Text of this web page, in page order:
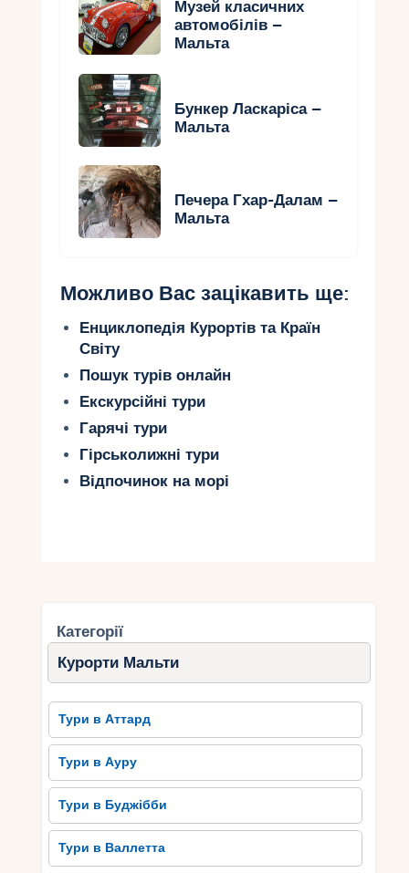
Музей класичних
автомобілів –
Мальта
Бункер Ласкаріса –
Мальта
Печера Гхар-Далам –
Мальта
Можливо Вас зацікавить ще:
Енциклопедія Курортів та Країн
Світу
Пошук турів онлайн
Екскурсійні тури
Гарячі тури
Гірськолижні тури
Відпочинок на морі
Категорії
Курорти Мальти
Тури в Аттард
Тури в Ауру
Тури в Буджібби
Тури в Валлетта